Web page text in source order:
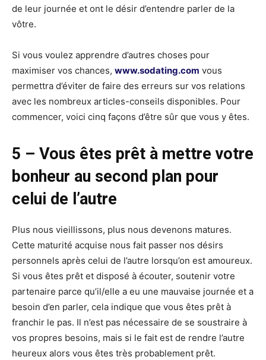
de leur journée et ont le désir d’entendre parler de la
vôtre.
Si vous voulez apprendre d’autres choses pour
maximiser vos chances, www.sodating.com vous
permettra d’éviter de faire des erreurs sur vos relations
avec les nombreux articles-conseils disponibles. Pour
commencer, voici cinq façons d’être sûr que vous y êtes.
5 – Vous êtes prêt à mettre votre
bonheur au second plan pour
celui de l’autre
Plus nous vieillissons, plus nous devenons matures.
Cette maturité acquise nous fait passer nos désirs
personnels après celui de l’autre lorsqu’on est amoureux.
Si vous êtes prêt et disposé à écouter, soutenir votre
partenaire parce qu’il/elle a eu une mauvaise journée et a
besoin d’en parler, cela indique que vous êtes prêt à
franchir le pas. Il n’est pas nécessaire de se soustraire à
vos propres besoins, mais si le fait est de rendre l’autre
heureux alors vous êtes très probablement prêt.